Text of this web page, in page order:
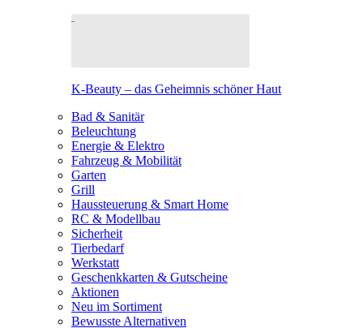
K-Beauty – das Geheimnis schöner Haut
Bad & Sanitär
Beleuchtung
Energie & Elektro
Fahrzeug & Mobilität
Garten
Grill
Haussteuerung & Smart Home
RC & Modellbau
Sicherheit
Tierbedarf
Werkstatt
Geschenkkarten & Gutscheine
Aktionen
Neu im Sortiment
Bewusste Alternativen